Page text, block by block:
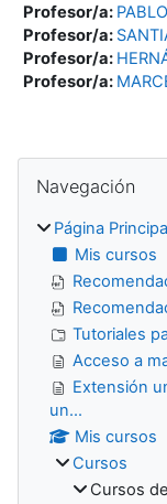
Profesor/a:
Profesor/a:
Profesor/a:
Profesor/a:
Bloques
Navegación
Página
Mis cursos
Tutoriales
Acceso a
Extensión
un...
Mis cursos
Cursos
Cursos